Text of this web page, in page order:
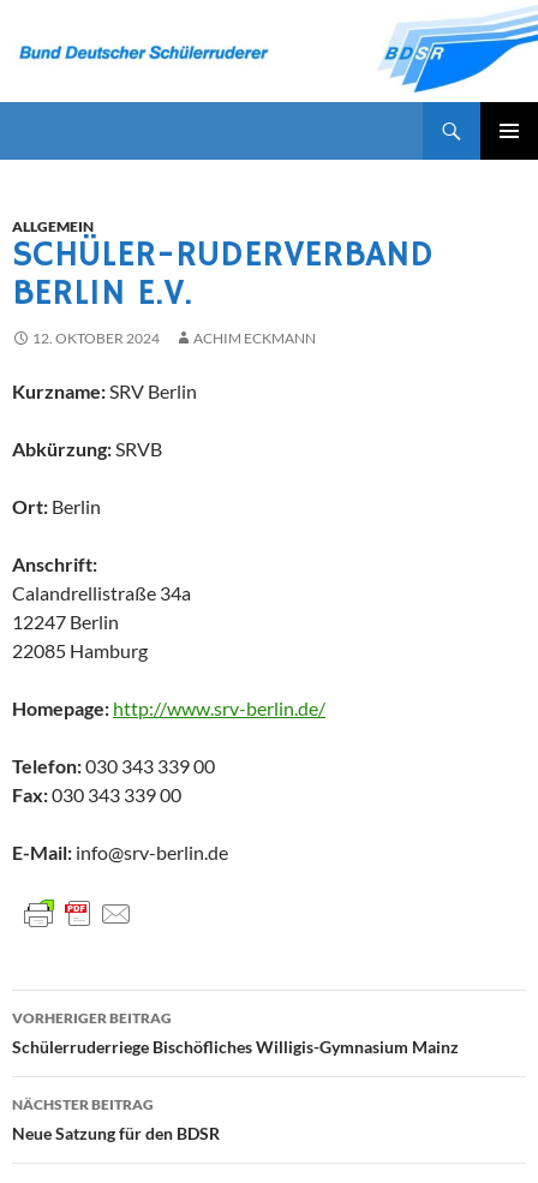
Inhalt
ALLGEMEIN
SCHÜLER-RUDERVERBAND
BERLIN E.V.
12. OKTOBER 2024 ACHIM ECKMANN
Kurzname:SRV Berlin
Abkürzung:SRVB
Ort: Berlin
Anschrift:
Calandrellistraße 34a
12247 Berlin
22085 Hamburg
Homepage: http://www.srv-berlin.de/
Telefon:030 343 339 00
Fax:030 343 339 00
E-Mail: info@srv-berlin.de
Beitragsnavigation
VORHERIGER BEITRAG
Schülerruderriege Bischöfliches Willigis-Gymnasium Mainz
NÄCHSTER BEITRAG
Neue Satzung für den BDSR